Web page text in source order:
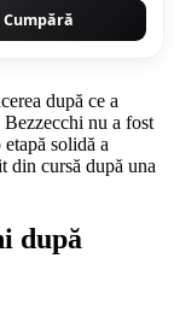
Cumpără
după ce a
nu a fost
solidă a
din cursă după una
după